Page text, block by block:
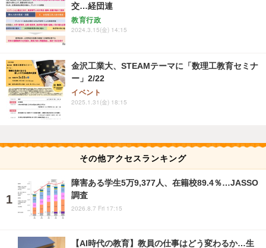
交…経団連
教育行政
2024.3.15(金) 14:15
金沢工業大、STEAMテーマに「数理工教育セミナ
ー」2/22
イベント
2025.1.31(金) 18:15
その他アクセスランキング
障害ある学生5万9,377人、在籍校89.4％…JASSO
調査
2026.8.7 Fri 17:15
【AI時代の教育】教員の仕事はどう変わるか…生